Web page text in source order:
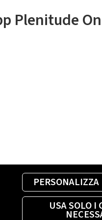
PERSONALIZZA
USA SOLO I
Plenitude